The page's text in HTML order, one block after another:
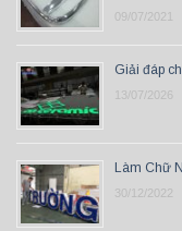
09/07/2021
Giải đáp
13/07/2026
Làm Chữ
30/12/2022